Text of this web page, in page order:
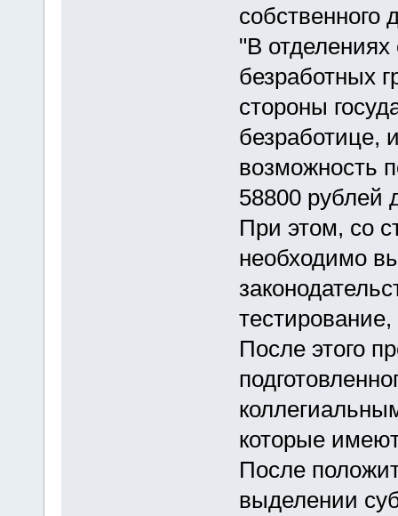
собственного
"В
безработных
стороны
безработице,
возможность
58800 рублей
При этом, со
необходимо
После этого
которые
После
выделении